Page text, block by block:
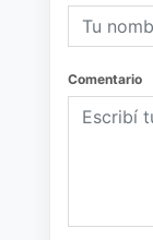
Comentario